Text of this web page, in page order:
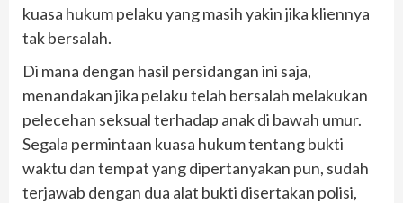
kuasa hukum pelaku yang masih yakin jika kliennya
tak bersalah.
Di mana dengan hasil persidangan ini saja,
menandakan jika pelaku telah bersalah melakukan
pelecehan seksual terhadap anak di bawah umur.
Segala permintaan kuasa hukum tentang bukti
waktu dan tempat yang dipertanyakan pun, sudah
terjawab dengan dua alat bukti disertakan polisi,